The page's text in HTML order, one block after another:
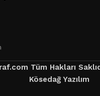
Tüm Hakları
Kösedağ Yazılım